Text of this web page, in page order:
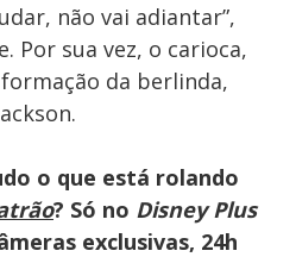
não vai adiantar”,
Por sua vez, o carioca,
da berlinda,
o que está rolando
? Só no Disney Plus
exclusivas, 24h